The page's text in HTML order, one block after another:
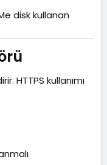
disk kullanan
HTTPS kullanımı